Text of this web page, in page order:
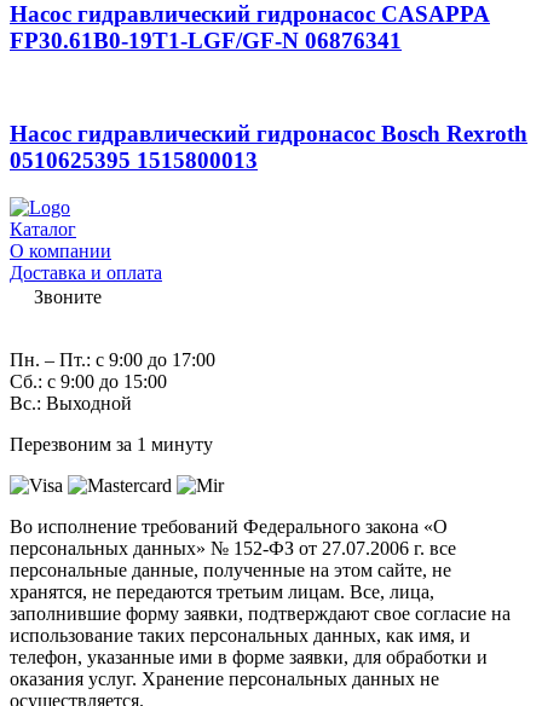
Насос гидравлический гидронасос CASAPPA
FP30.61B0-19T1-LGF/GF-N 06876341
Насос гидравлический гидронасос Bosch Rexroth
0510625395 1515800013
Каталог
О компании
Доставка и оплата
Звоните
Пн. – Пт.: с 9:00 до 17:00
Сб.: с 9:00 до 15:00
Вс.: Выходной
Перезвоним за 1 минуту
Во исполнение требований Федерального закона «О
персональных данных» № 152-ФЗ от 27.07.2006 г. все
персональные данные, полученные на этом сайте, не
хранятся, не передаются третьим лицам. Все, лица,
заполнившие форму заявки, подтверждают свое согласие на
использование таких персональных данных, как имя, и
телефон, указанные ими в форме заявки, для обработки и
оказания услуг. Хранение персональных данных не
осуществляется.